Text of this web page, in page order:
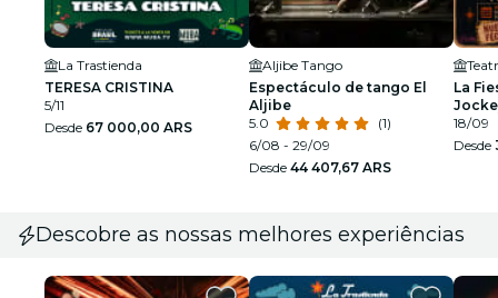
La Trastienda
TERESA CRISTINA
5/11
Desde 67 000,00 ARS
Aljibe Tango
Espectáculo de tango El
Aljibe
5.0
(1)
6/08 - 29/09
Desde 44 407,67 ARS
La
18/09
Desde
Descobre as nossas melhores experiências